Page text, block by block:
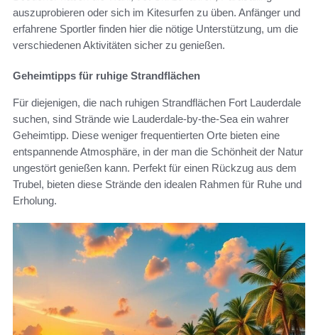
auszuprobieren oder sich im Kitesurfen zu üben. Anfänger und
erfahrene Sportler finden hier die nötige Unterstützung, um die
verschiedenen Aktivitäten sicher zu genießen.
Geheimtipps für ruhige Strandflächen
Für diejenigen, die nach ruhigen Strandflächen Fort Lauderdale
suchen, sind Strände wie Lauderdale-by-the-Sea ein wahrer
Geheimtipp. Diese weniger frequentierten Orte bieten eine
entspannende Atmosphäre, in der man die Schönheit der Natur
ungestört genießen kann. Perfekt für einen Rückzug aus dem
Trubel, bieten diese Strände den idealen Rahmen für Ruhe und
Erholung.